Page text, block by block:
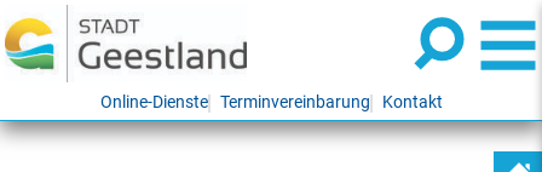
Online-Dienste Terminvereinbarung Kontakt